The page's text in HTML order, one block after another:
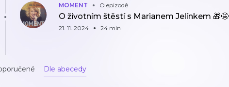
MOMENT O epizodě
O životním štěstí s Marianem Jelínkem 🎁🤩
21. 11. 2024 24 min
Dle abecedy